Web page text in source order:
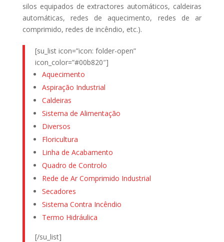
silos equipados de extractores automáticos, caldeiras
automáticas, redes de aquecimento, redes de ar
comprimido, redes de incêndio, etc.).
[su_list icon=”icon: folder-open”
icon_color=”#00b820″]
Aquecimento
Aspiração Industrial
Caldeiras
Sistema de Alimentação
Diversos
Floricultura
Linha de Acabamento
Quadro de Controlo
Rede de Ar Comprimido Industrial
Secadores
Sistema Contra Incêndio
Termo Hidráulica
[/su_list]